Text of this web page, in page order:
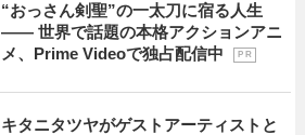
“おっさん剣聖”の一太刀に宿る人生
―― 世界で話題の本格アクションアニ
メ、Prime Videoで独占配信中
P R
キタニタツヤがゲストアーティストと